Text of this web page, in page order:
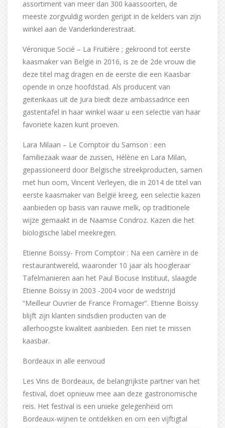
assortiment van meer dan 300 kaassoorten, de
meeste zorgvuldig worden gerijpt in de kelders van zijn
winkel aan de Vanderkinderestraat.
Véronique Socié – La Fruitière ; gekroond tot eerste
kaasmaker van België in 2016, is ze de 2de vrouw die
deze titel mag dragen en de eerste die een Kaasbar
opende in onze hoofdstad. Als producent van
geitenkaas uit de Jura biedt deze ambassadrice een
gastentafel in haar winkel waar u een selectie van haar
favoriete kazen kunt proeven.
Lara Milaan – Le Comptoir du Samson : een
familiezaak waar de zussen, Hélène en Lara Milan,
gepassioneerd door Belgische streekproducten, samen
met hun oom, Vincent Verleyen, die in 2014 de titel van
eerste kaasmaker van België kreeg, een selectie kazen
aanbieden op basis van rauwe melk, op traditionele
wijze gemaakt in de Naamse Condroz. Kazen die het
biologische label meekregen.
Etienne Boissy- From Comptoir : Na een carrière in de
restaurantwereld, waaronder 10 jaar als hoogleraar
Tafelmanieren aan het Paul Bocuse Instituut, slaagde
Etienne Boissy in 2003 -2004 voor de wedstrijd
“Meilleur Ouvrier de France Fromager”. Etienne Boissy
blijft zijn klanten sindsdien producten van de
allerhoogste kwaliteit aanbieden. Een niet te missen
kaasbar.
Bordeaux in alle eenvoud
Les Vins de Bordeaux, de belangrijkste partner van het
festival, doet opnieuw mee aan deze gastronomische
reis. Het festival is een unieke gelegenheid om
Bordeaux-wijnen te ontdekken en om een vijftigtal